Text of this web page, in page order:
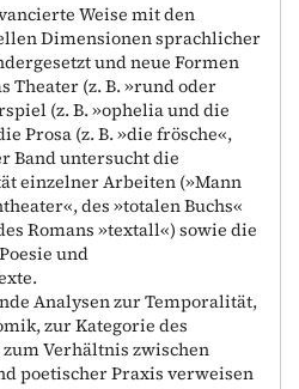
Weise mit den
Dimensionen sprachlicher
und neue Formen
Theater (z. B. »rund oder
(z. B. »ophelia und die
Prosa (z. B. »die frösche«,
Band untersucht die
einzelner Arbeiten (»Mann
des »totalen Buchs«
Romans »textall«) sowie die
und
Analysen zur Temporalität,
zur Kategorie des
Verhältnis zwischen
poetischer Praxis verweisen